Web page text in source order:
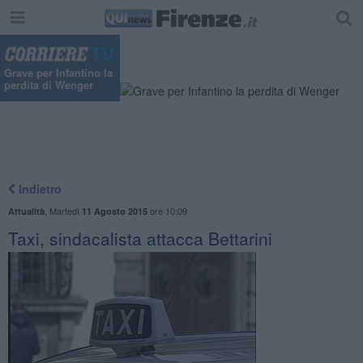
Grave per Infantino la
perdita di Wenger
Indietro
Attualità Martedì 11 Agosto 2015ore 10:09
Taxi, sindacalista attacca Bettarini